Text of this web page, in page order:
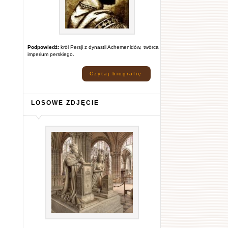
Podpowiedź:król Persji z dynastii Achemenidów, twórca
imperium perskiego.
Czytaj biografię
LOSOWE ZDJĘCIE